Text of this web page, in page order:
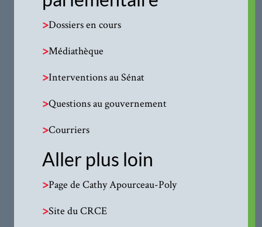
>Dossiers en cours
>Médiathèque
>Interventions au Sénat
>Questions au gouvernement
>Courriers
Aller plus loin
>Page de Cathy Apourceau-Poly
>Site du CRCE